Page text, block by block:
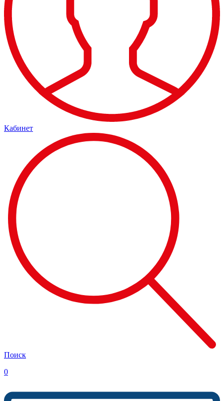
Кабинет
Поиск
0